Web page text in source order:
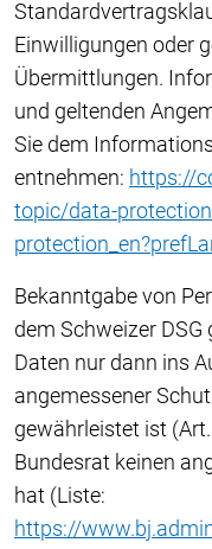
Einwilligungen oder
Übermittlungen.
und geltenden
Sie dem
entnehmen: https://
topic/data-
Bekanntgabe von
dem Schweizer
Daten nur dann ins
angemessener
gewährleistet ist
Bundesrat keinen
hat (Liste:
https://